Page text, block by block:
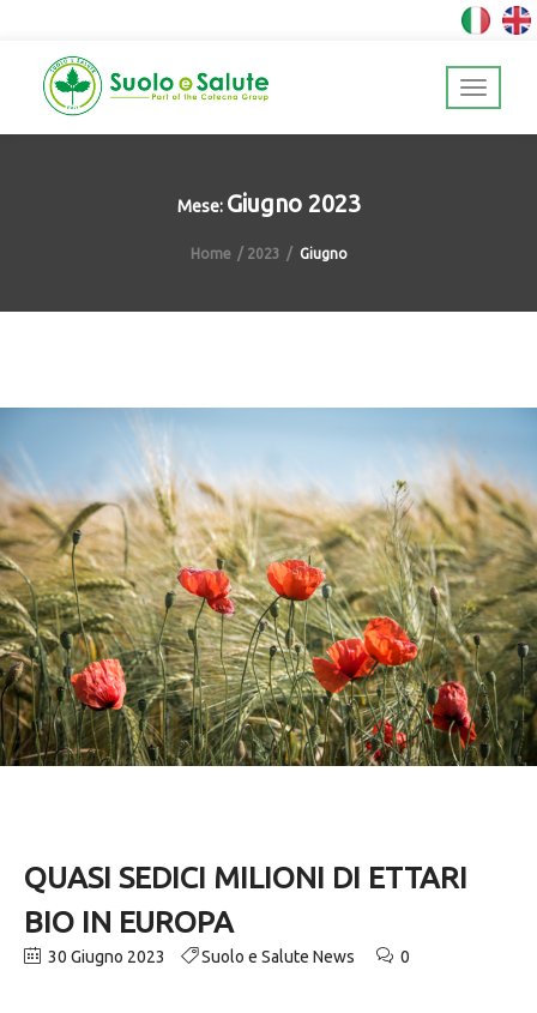
Mese: Giugno 2023
Home 2023 Giugno
QUASI SEDICI MILIONI DI ETTARI
BIO IN EUROPA
30 Giugno 2023 Suolo e Salute News 0